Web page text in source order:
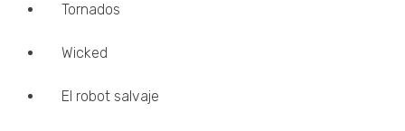
Tornados
Wicked
El robot salvaje